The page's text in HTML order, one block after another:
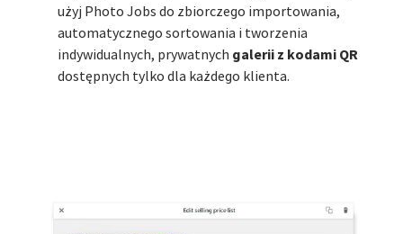
użyj Photo Jobs do zbiorczego importowania,
automatycznego sortowania i tworzenia
indywidualnych, prywatnych galerii z kodami QR
dostępnych tylko dla każdego klienta.